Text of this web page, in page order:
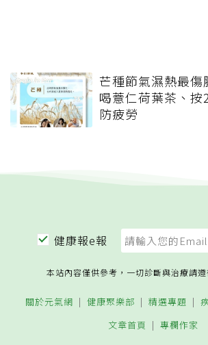
芒種節氣濕熱最傷
喝薏仁荷葉茶、按
防疲勞
健康報e報
本站內容僅供參考，一切診斷與治療請遵
關於元氣網 健康聚樂部 精選專題
文章首頁
專欄作家